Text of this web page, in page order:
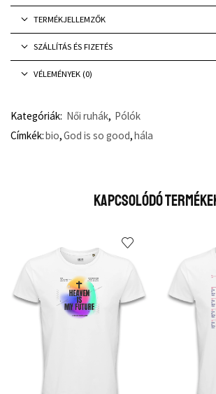
TERMÉKJELLEMZŐK
SZÁLLÍTÁS ÉS FIZETÉS
VÉLEMÉNYEK (0)
Kategóriák: Női ruhák, Pólók
Címkék:bio,God is so good,hála
Kapcsolódó